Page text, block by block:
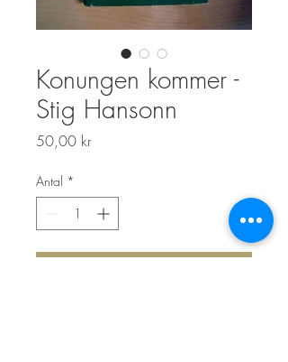
Konungen kommer -
Stig Hansonn
50,00 krPris
Antal *